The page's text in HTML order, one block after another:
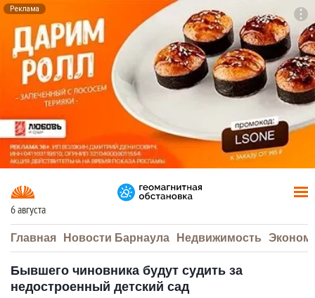
Реклама
6 августа
Главная Новости Барнаула Недвижимость
Бывшего чиновника будут судить за
недостроенный детский сад